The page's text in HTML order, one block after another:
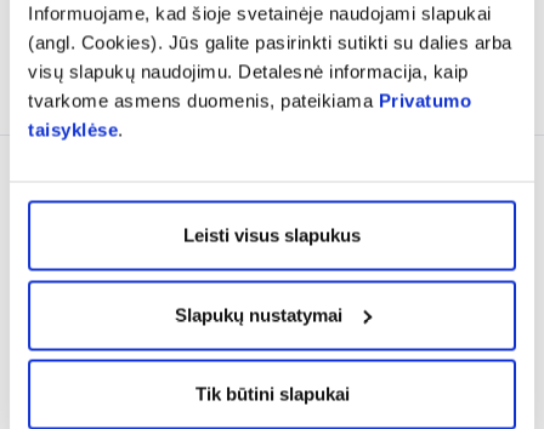
Informuojame, kad šioje svetainėje naudojami slapukai
(angl. Cookies). Jūs galite pasirinkti sutikti su dalies arba
visų slapukų naudojimu. Detalesnė informacija, kaip
tvarkome asmens duomenis, pateikiama Privatumo
taisyklėse.
Leisti visus slapukus
Slapukų nustatymai
Tik būtini slapukai
% PAPILDOMA NUOLAIDA
Į krepšelį
% PAPILDOMA NUOLAIDA
Į krepšelį
Q+A gelinis veido šveitiklis